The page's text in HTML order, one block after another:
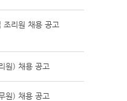
조리원 채용 공고
원) 채용 공고
원) 채용 공고